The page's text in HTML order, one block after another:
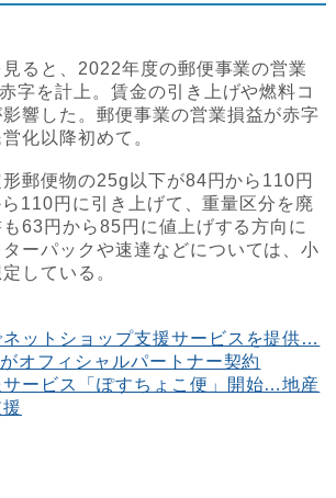
ると、2022年度の郵便事業の営業
字を計上。賃金の引き上げや燃料コ
響した。郵便事業の営業損益が赤字
化以降初めて。
郵便物の25g以下が84円から110円
110円に引き上げて、重量区分を廃
63円から85円に値上げする方向に
ーパックや速達などについては、小
している。
ネットショップ支援サービスを提供…
オフィシャルパートナー契約
サービス「ぽすちょこ便」開始…地産